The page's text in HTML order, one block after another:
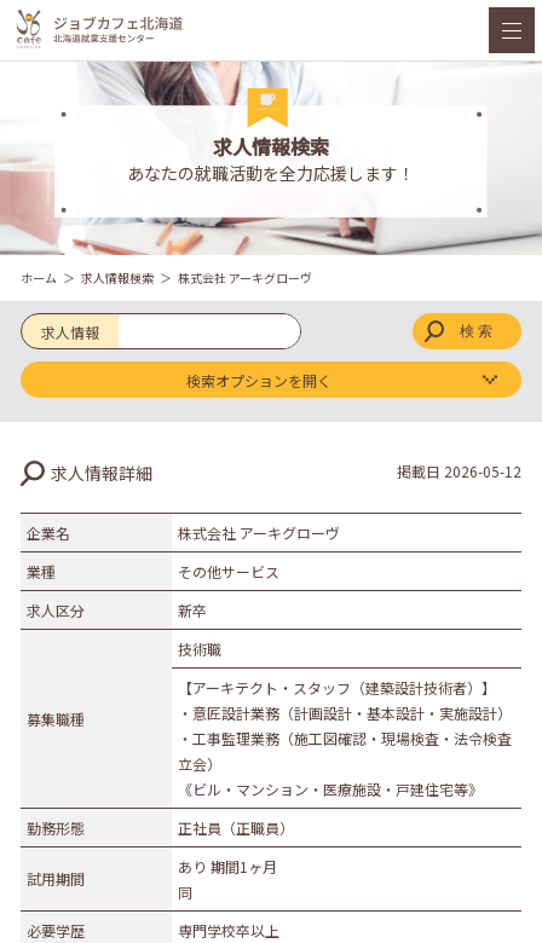
求人情報検索
あなたの就職活動を全力応援します！
ホーム 求人情報検索 株式会社 アーキグローヴ
求人情報
検索オプションを開く
業種
農林水産業
建設業
食品製造業
その他の製造業
通信業・情報サービス業
卸売・小売業
百貨店・スーパーマーケット
自動車販売・修理
衣服等身の回り品小売業
医薬品小売業
教育・学習支援業
求人情報詳細 掲載日 2026-05-12
企業名
株式会社 アーキグローヴ
業種
その他サービス
求人区分
新卒
募集職種
技術職
【アーキテクト・スタッフ（建築設計技術者）】
・意匠設計業務（計画設計・基本設計・実施設計）
・工事監理業務（施工図確認・現場検査・法令検査
立会）
《ビル・マンション・医療施設・戸建住宅等》
勤務形態
正社員（正職員）
試用期間
あり 期間1ヶ月
同
必要学歴
専門学校卒以上